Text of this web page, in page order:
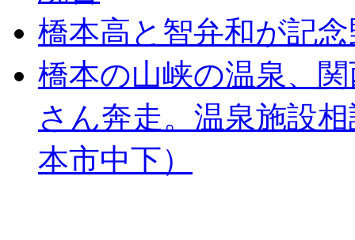
橋本高と智弁和が記
橋本の山峡の温泉、
さん奔走。温泉施設
本市中下）